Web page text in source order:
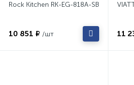
Rock Kitchen RK-EG-818A-SB
10 851 ₽ /шт 11